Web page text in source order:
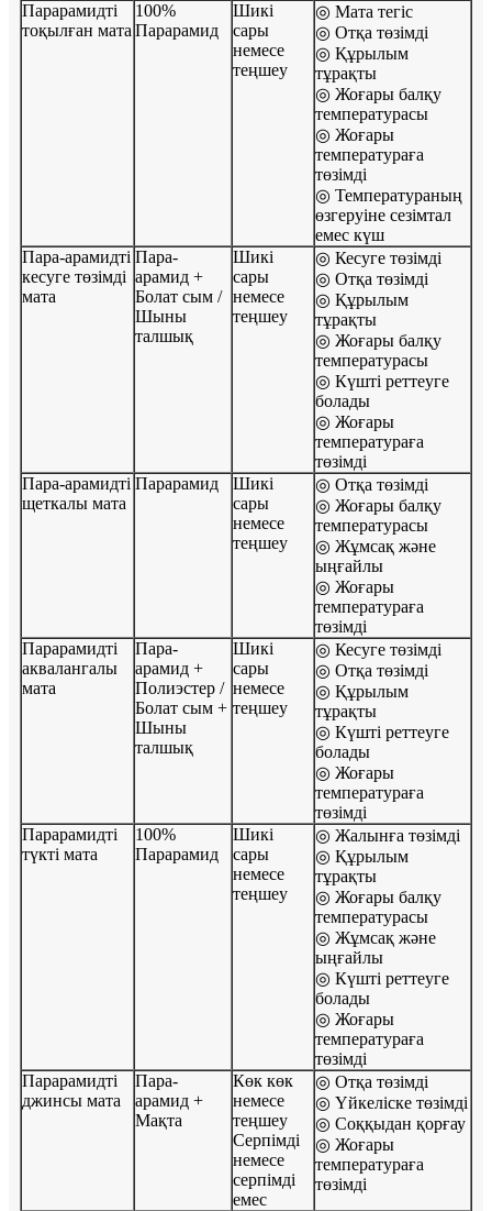
Парарамидті
тоқылған мата
100%
Парарамид
Шикі
сары
немесе
теңшеу
◎ Мата тегіс
◎ Отқа төзімді
◎ Құрылым
тұрақты
◎ Жоғары балқу
температурасы
◎ Жоғары
температураға
төзімді
◎ Температураның
өзгеруіне сезімтал
емес күш
Пара-арамидті
кесуге төзімді
мата
Пара-
арамид +
Болат сым /
Шыны
талшық
Шикі
сары
немесе
теңшеу
◎ Кесуге төзімді
◎ Отқа төзімді
◎ Құрылым
тұрақты
◎ Жоғары балқу
температурасы
◎ Күшті реттеуге
болады
◎ Жоғары
температураға
төзімді
Пара-арамидті
щеткалы мата
Парарамид
Шикі
сары
немесе
теңшеу
◎ Отқа төзімді
◎ Жоғары балқу
температурасы
◎ Жұмсақ және
ыңғайлы
◎ Жоғары
температураға
төзімді
Парарамидті
аквалангалы
мата
Пара-
арамид +
Полиэстер /
Болат сым +
Шыны
талшық
Шикі
сары
немесе
теңшеу
◎ Кесуге төзімді
◎ Отқа төзімді
◎ Құрылым
тұрақты
◎ Күшті реттеуге
болады
◎ Жоғары
температураға
төзімді
Парарамидті
түкті мата
100%
Парарамид
Шикі
сары
немесе
теңшеу
◎ Жалынға төзімді
◎ Құрылым
тұрақты
◎ Жоғары балқу
температурасы
◎ Жұмсақ және
ыңғайлы
◎ Күшті реттеуге
болады
◎ Жоғары
температураға
төзімді
Парарамидті
джинсы мата
Пара-
арамид +
Мақта
Көк көк
немесе
теңшеу
Серпімді
немесе
серпімді
емес
◎ Отқа төзімді
◎ Үйкеліске төзімді
◎ Соққыдан қорғау
◎ Жоғары
температураға
төзімді